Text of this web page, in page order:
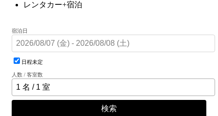
レンタカー+宿泊
宿泊日
日程未定
人数 / 客室数
検索